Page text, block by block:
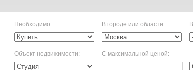
Необходимо: В городе или области:
Объект недвижимости: С максимальной ценой: